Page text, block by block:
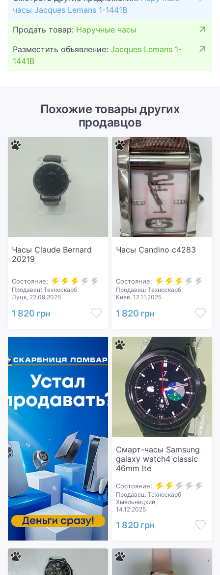
часы Jacques Lemans 1-1441B
Продать товар: Наручные часы
Разместить объявление: Jacques Lemans 1-
1441B
Похожие товары других
продавцов
Часы Claude Bernard
20219
Состояние:
Продавец: Техноскарб
Луцк, 22.09.2025
1 820 грн
Часы Candino c4283
Состояние:
Продавец: Техноскарб
Киев, 12.11.2025
1 820 грн
Смарт-часы Samsung
galaxy watch4 classic
46mm lte
Состояние:
Продавец: Техноскарб
Хмельницкий,
14.12.2025
1 820 грн